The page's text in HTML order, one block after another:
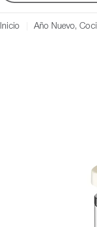
Inicio Año Nuevo,